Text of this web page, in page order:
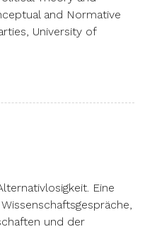
and Normative
University of
Eine
und der